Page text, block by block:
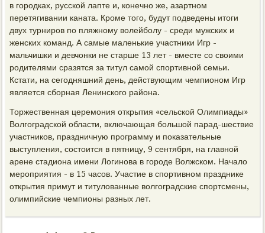
в городках, русской лапте и, конечно же, азартном
перетягивании каната. Кроме того, будут подведены итоги
двух турниров по пляжному волейболу - среди мужских и
женских команд. А самые маленькие участники Игр -
мальчишки и девчонки не старше 13 лет - вместе со своими
родителями сразятся за титул самой спортивной семьи.
Кстати, на сегодняшний день, действующим чемпионом Игр
является сборная Ленинского района.
Торжественная церемония открытия «сельской Олимпиады»
Волгоградской области, включающая большой парад-шествие
участников, праздничную программу и показательные
выступления, состоится в пятницу, 9 сентября, на главной
арене стадиона имени Логинова в городе Волжском. Начало
мероприятия - в 15 часов. Участие в спортивном празднике
открытия примут и титулованные волгоградские спортсмены,
олимпийские чемпионы разных лет.